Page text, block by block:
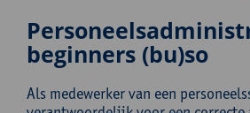
beginners (bu)so
Als medewerker van een